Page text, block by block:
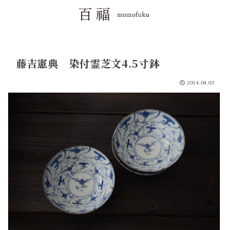
藤吉憲典 染付霊芝文4.5寸鉢
2014.04.03